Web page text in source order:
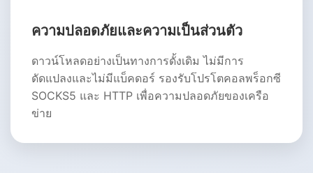
ความปลอดภัยและความเป็นส่วนตัว
ดาวน์โหลดอย่างเป็นทางการดั้งเดิม ไม่มีการ
ดัดแปลงและไม่มีแบ็คดอร์ รองรับโปรโตคอลพร็อกซี
SOCKS5 และ HTTP เพื่อความปลอดภัยของเครือ
ข่าย